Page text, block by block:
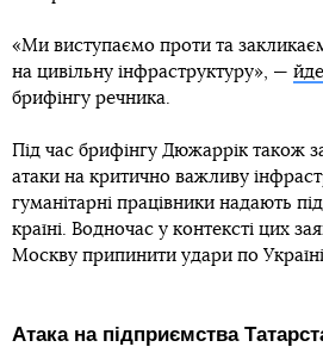
«Ми виступаємо проти та
на цивільну інфраструктуру», —
брифінгу речника.
Під час брифінгу Дюжаррік також
атаки на критично важливу
гуманітарні працівники надають
країні. Водночас у контексті цих
Москву припинити удари по
Атака на підприємства